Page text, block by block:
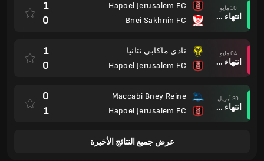
10 مايو
انتهاء وقت المباراة
Hapoel Jerusalem FC
Bnei Sakhnin FC
1
0
04 مايو
انتهاء وقت المباراة
نادي ماكابي نتانيا
Hapoel Jerusalem FC
1
0
29 أبريل
انتهاء وقت المباراة
Maccabi Bney Reine
Hapoel Jerusalem FC
0
1
عرض جميع النتائج الأخيرة